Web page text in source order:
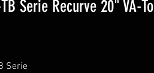
Serie Recurve 20" VA-
Serie